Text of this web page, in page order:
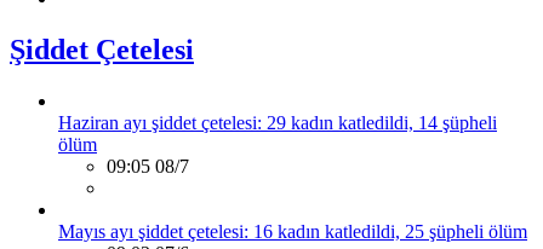
Şiddet Çetelesi
Haziran ayı şiddet çetelesi: 29 kadın katledildi, 14 şüpheli
ölüm
09:05 08/7
Mayıs ayı şiddet çetelesi: 16 kadın katledildi, 25 şüpheli ölüm